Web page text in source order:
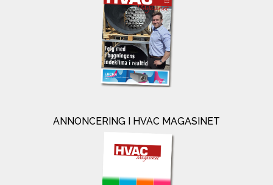
ANNONCERING I HVAC MAGASINET